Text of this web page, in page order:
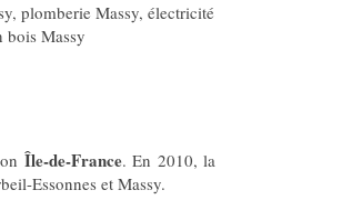
, plomberie Massy, électricité
bois Massy
Île-de-France. En 2010, la
Essonnes et Massy.